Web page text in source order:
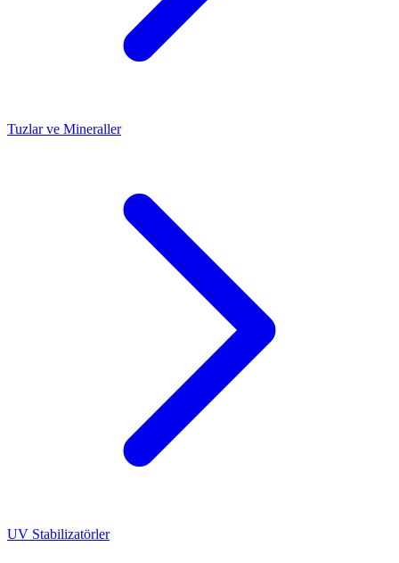
Tuzlar ve Mineraller
UV Stabilizatörler